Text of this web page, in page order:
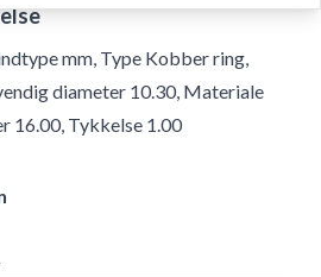
mm, Type Kobber ring,
diameter 10.30, Materiale
16.00, Tykkelse 1.00